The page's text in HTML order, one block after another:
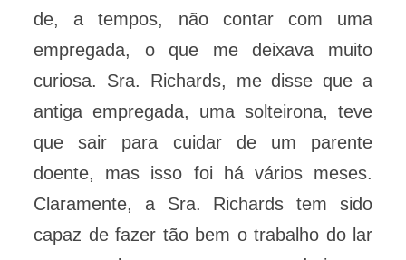
de, a tempos, não contar com uma
empregada, o que me deixava muito
curiosa. Sra. Richards, me disse que a
antiga empregada, uma solteirona, teve
que sair para cuidar de um parente
doente, mas isso foi há vários meses.
Claramente, a Sra. Richards tem sido
capaz de fazer tão bem o trabalho do lar